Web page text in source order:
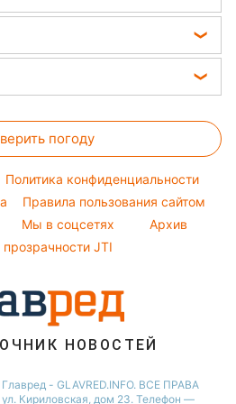
погоду
Политика конфиденциальности
Правила пользования сайтом
Мы в соцсетях
Архив
JTI
НОВОСТЕЙ
- GLAVRED.INFO. ВСЕ ПРАВА
Кириловская, дом 23. Телефон —